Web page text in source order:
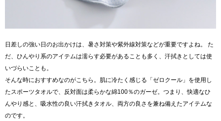
日差しの強い日のお出かけは、暑さ対策や紫外線対策などが重要ですよね。 た
だ、ひんやり系のアイテムは濡らす必要があることも多く、汗拭きとしては使
いづらいことも。
そんな時におすすめなのがこちら。肌に冷たく感じる「ゼロクール」を使用し
たスポーツタオルで、反対面は柔らかな綿100％のガーゼ。つまり、快適なひ
んやり感と、吸水性の良い汗拭きタオル、両方の良さを兼ね備えたアイテムな
のです。